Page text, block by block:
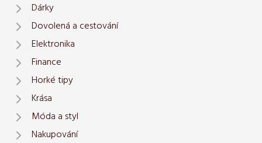
Dárky
Dovolená a cestování
Elektronika
Finance
Horké tipy
Krása
Móda a styl
Nakupování